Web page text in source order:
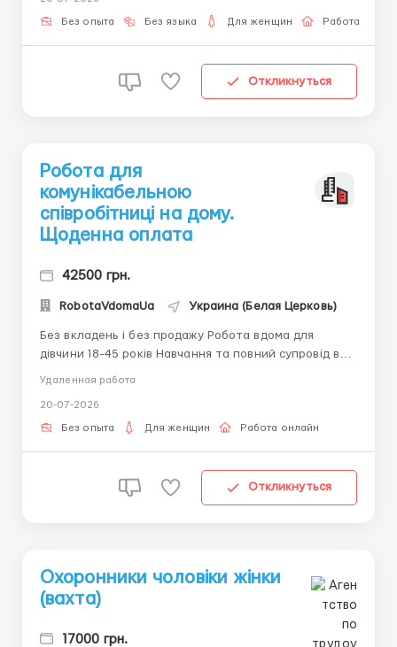
детальної інформації пишіть в telegram +38(068) 584
84 08 @robotaUAdoma ...
Без опыта Без языка Для женщин Работа
Откликнуться
Робота для
комунікабельною
співробітниці на дому.
Щоденна оплата
42500 грн.
RobotaVdomaUa Украина (Белая Церковь)
Без вкладень і без продажу Робота вдома для
дівчини 18-45 років Навчання та повний супровід в
процесі роботи. Написання коротких листів. Не за
комп'ютера обов'язково. Графік роботи договірний.
За подробицями пишіть в telegram + 38068 5...
Удаленная работа
20-07-2026
Без опыта Для женщин Работа онлайн
Откликнуться
Охоронники чоловіки жінки
(вахта)
17000 грн.